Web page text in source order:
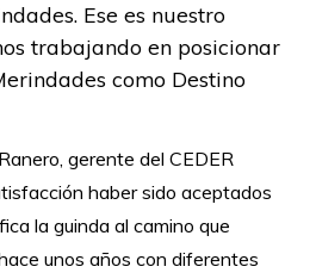
Ese es nuestro
trabajando en posicionar
como Destino
gerente del CEDER
haber sido aceptados
la guinda al camino que
unos años con diferentes